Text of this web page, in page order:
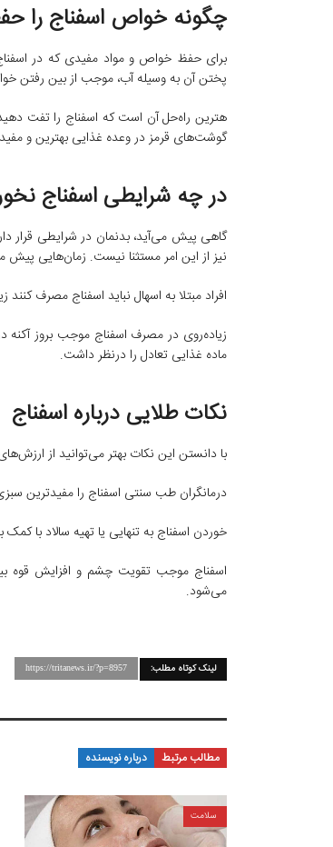
چگونه خواص اسفناج را
برای حفظ خواص و مواد مفیدی که در
پختن آن به وسیله آب، موجب از بین رفتن
هترین راه‌حل آن است که اسفناج را تفت دهید.
گوشت‌های قرمز در وعده غذایی بهترین و
در چه شرایطی اسفناج
گاهی پیش می‌آید، بدنمان در شرایطی قرار
نیز از این امر مستثنا نیست. زمان‌هایی
افراد مبتلا به اسهال نباید اسفناج مصرف
زیاده‌روی در مصرف اسفناج موجب بروز آکنه
ماده غذایی تعادل را درنظر داشت.
نکات طلایی درباره اسفناج
با دانستن این نکات بهتر می‌توانید از
درمانگران طب سنتی اسفناج را مفید‌ترین
خوردن اسفناج به تنهایی یا تهیه سالاد با
اسفناج موجب تقویت چشم و افزایش قوه
می‌شود.
لینک کوتاه مطلب: https://tritanews.ir/?p=8957
مطالب مرتبط درباره نویسنده
سلامت